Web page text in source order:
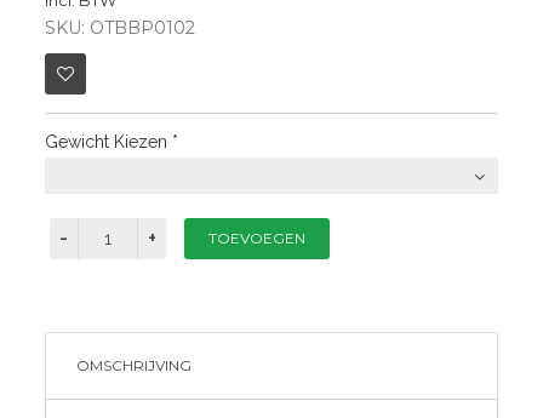
SKU: OTBBP0102
Gewicht Kiezen *
OMSCHRIJVING